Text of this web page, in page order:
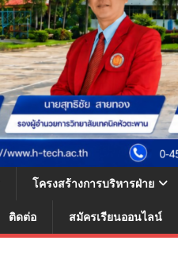
โครงสร้างการบริหารฝ่าย
ติดต่อ สมัครเรียนออนไลน์